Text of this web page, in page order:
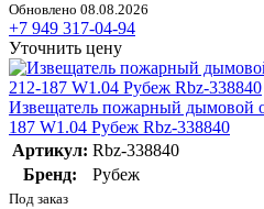
Обновлено 08.08.2026
+7 949 317-04-94
Уточнить цену
Извещатель пожарный дымовой
187 W1.04 Рубеж Rbz-338840
Артикул: Rbz-338840
Бренд:
Рубеж
Под заказ